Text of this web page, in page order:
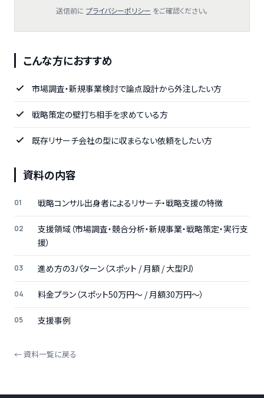
送信前に プライバシーポリシー をご確認ください。
こんな方におすすめ
市場調査・新規事業検討で論点設計から外注したい方
戦略策定の壁打ち相手を求めている方
既存リサーチ会社の型に収まらない依頼をしたい方
資料の内容
戦略コンサル出身者によるリサーチ・戦略支援の特徴
支援領域（市場調査・競合分析・新規事業・戦略策定・実行支
援）
進め方の3パターン（スポット / 月額 / 大型PJ）
料金プラン（スポット50万円〜 / 月額30万円〜）
支援事例
← 資料一覧に戻る